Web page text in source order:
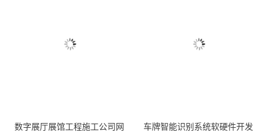
数字展厅展馆工程施工公司网
车牌智能识别系统软硬件开发